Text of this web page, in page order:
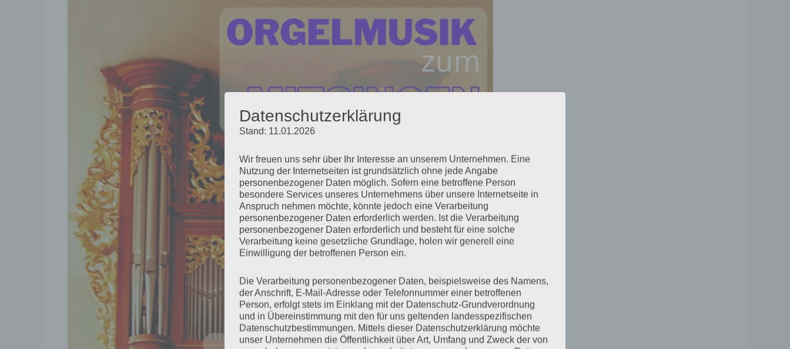
Datenschutzerklärung
Stand: 11.01.2026
Wir freuen uns sehr über Ihr Interesse an unserem Unternehmen. Eine
Nutzung der Internetseiten ist grundsätzlich ohne jede Angabe
personenbezogener Daten möglich. Sofern eine betroffene Person
besondere Services unseres Unternehmens über unsere Internetseite in
Anspruch nehmen möchte, könnte jedoch eine Verarbeitung
personenbezogener Daten erforderlich werden. Ist die Verarbeitung
personenbezogener Daten erforderlich und besteht für eine solche
Verarbeitung keine gesetzliche Grundlage, holen wir generell eine
Einwilligung der betroffenen Person ein.
Die Verarbeitung personenbezogener Daten, beispielsweise des Namens,
der Anschrift, E-Mail-Adresse oder Telefonnummer einer betroffenen
Person, erfolgt stets im Einklang mit der Datenschutz-Grundverordnung
und in Übereinstimmung mit den für uns geltenden landesspezifischen
Datenschutzbestimmungen. Mittels dieser Datenschutzerklärung möchte
unser Unternehmen die Öffentlichkeit über Art, Umfang und Zweck der von